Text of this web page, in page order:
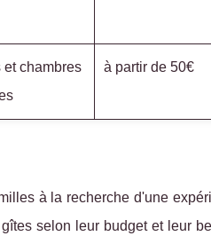
et chambres
à partir de 50€
à la recherche d'une
selon leur budget et leur